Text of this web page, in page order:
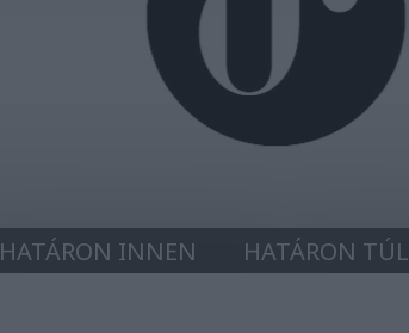
HATÁRON INNEN HATÁRON TÚL